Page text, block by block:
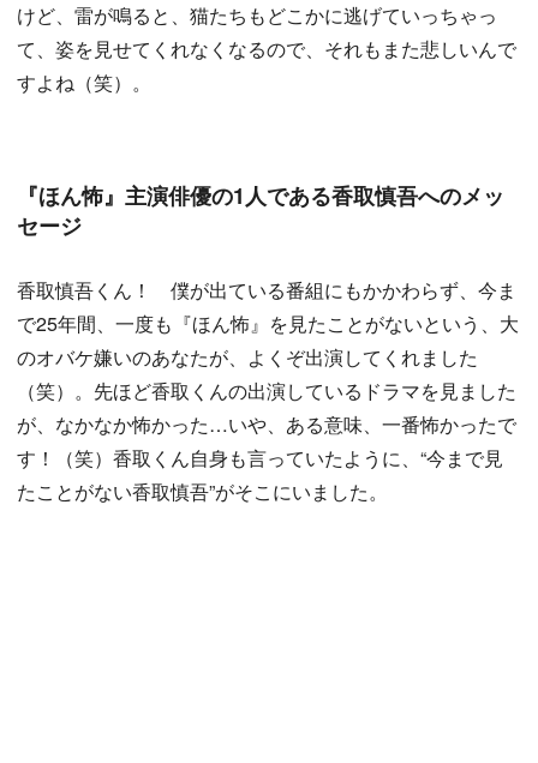
けど、雷が鳴ると、猫たちもどこかに逃げていっちゃっ
て、姿を見せてくれなくなるので、それもまた悲しいんで
すよね（笑）。
『ほん怖』主演俳優の1人である香取慎吾へのメッ
セージ
香取慎吾くん！ 僕が出ている番組にもかかわらず、今ま
で25年間、一度も『ほん怖』を見たことがないという、大
のオバケ嫌いのあなたが、よくぞ出演してくれました
（笑）。先ほど香取くんの出演しているドラマを見ました
が、なかなか怖かった…いや、ある意味、一番怖かったで
す！（笑）香取くん自身も言っていたように、“今まで見
たことがない香取慎吾”がそこにいました。